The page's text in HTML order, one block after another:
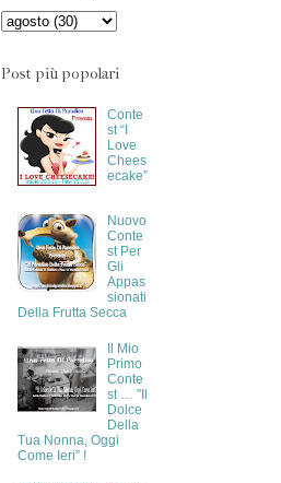
Post più popolari
Conte
st “I
Love
Chees
ecake”
Nuovo
Conte
st Per
Gli
Appas
sionati
Della Frutta Secca
Il Mio
Primo
Conte
st … "Il
Dolce
Della
Tua Nonna, Oggi
Come Ieri” !